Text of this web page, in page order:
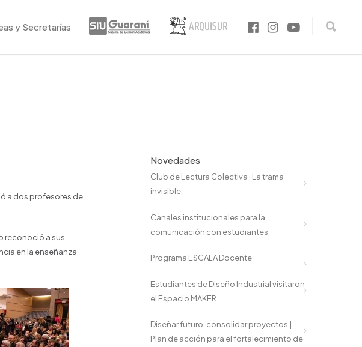
y Secretarías
a dos profesores de
reconoció a sus
en la enseñanza
Novedades
Club de Lectura Colectiva · La trama
invisible
Canales institucionales para la
comunicación con estudiantes
Programa ESCALA Docente
Estudiantes de Diseño Industrial visitaron
el Espacio MAKER
Diseñar futuro, consolidar proyectos |
Plan de acción para el fortalecimiento de